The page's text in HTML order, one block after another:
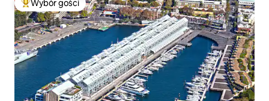
Najpopularniejsze z kategorii Wybór gości
Wybór gości